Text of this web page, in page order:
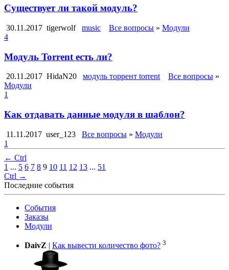
Существует ли такой модуль?
30.11.2017 tigerwolf music Все вопросы » Модули
4
Модуль Torrent есть ли?
20.11.2017 HidaN20 модуль торрент torrent Все вопросы »
Модули
1
Как отдавать данные модуля в шаблон?
11.11.2017 user_123 Все вопросы » Модули
1
← Ctrl
1 ... 5 6 7 8 9 10 11 12 13 ... 51
Ctrl →
Последние события
События
Заказы
Модули
DaivZ | Как вывести количество фото? 3